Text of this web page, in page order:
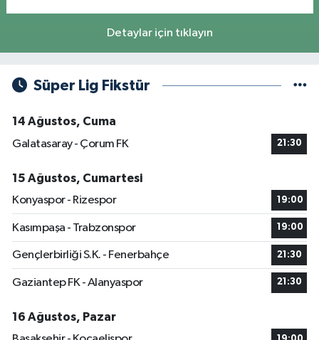
Detaylar için tıklayın
Süper Lig Fikstür
14 Ağustos, Cuma
Galatasaray - Çorum FK
21:30
15 Ağustos, Cumartesi
Konyaspor - Rizespor
19:00
Kasımpaşa - Trabzonspor 19:00
Gençlerbirliği S.K. - Fenerbahçe 21:30
Gaziantep FK - Alanyaspor 21:30
16 Ağustos, Pazar